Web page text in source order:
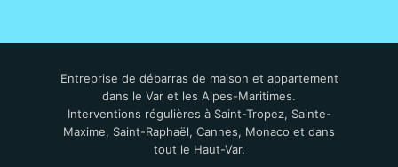
Entreprise de débarras de maison et appartement
dans le Var et les Alpes-Maritimes.
Interventions régulières à Saint-Tropez, Sainte-
Maxime, Saint-Raphaël, Cannes, Monaco et dans
tout le Haut-Var.